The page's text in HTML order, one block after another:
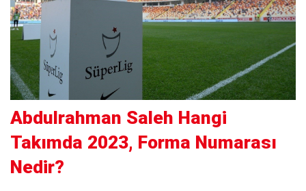
Abdulrahman Saleh Hangi
Takımda 2023, Forma Numarası
Nedir?